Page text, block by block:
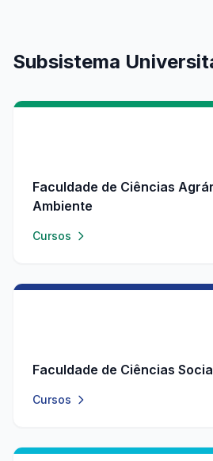
Subsistema
Faculdade de Ciências
Ambiente
Cursos
Faculdade de Ciências
Cursos